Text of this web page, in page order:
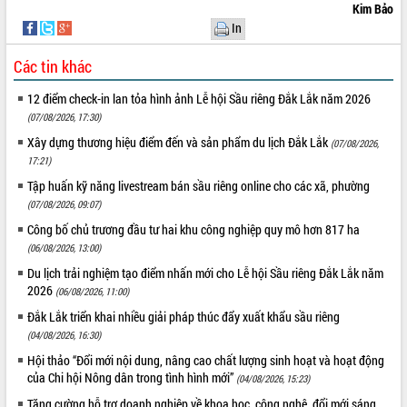
sống người dân từ những mô hình thiết
thực
Quyết liệt tháo gỡ vướng mắc, đẩy
nhanh tiến độ các dự án trọng điểm
trong Khu kinh tế Nam Phú Yên
Hòn Yến phát triển du lịch gắn với bảo
tồn biển
Lấy ý kiến điều chỉnh Quy hoạch tỉnh
Đắk Lắk thời kỳ 2021-2030, tầm nhìn
đến năm 2050
Phát động chiến dịch 30 ngày đêm
giải phóng mặt bằng Tuyến đường bộ
ven biển
Đắk Lắk nỗ lực thúc đẩy tăng trưởng
kinh tế từ 10% trở lên trong Quý
II/2026
Đắk Lắk ký kết thỏa thuận hợp tác về
chuyển đổi số giai đoạn 2026 – 2030
với Tập đoàn Bưu chính Viễn thông
Việt Nam
Kim Bảo
In
Các tin khác
12 điểm check-in lan tỏa hình ảnh Lễ hội Sầu riêng Đắk Lắk năm 2026
(07/08/2026, 17:30)
Xây dựng thương hiệu điểm đến và sản phẩm du lịch Đắk Lắk (07/08/2026,
17:21)
Tập huấn kỹ năng livestream bán sầu riêng online cho các xã, phường
(07/08/2026, 09:07)
Công bố chủ trương đầu tư hai khu công nghiệp quy mô hơn 817 ha
(06/08/2026, 13:00)
Du lịch trải nghiệm tạo điểm nhấn mới cho Lễ hội Sầu riêng Đắk Lắk năm
2026 (06/08/2026, 11:00)
Đắk Lắk triển khai nhiều giải pháp thúc đẩy xuất khẩu sầu riêng
(04/08/2026, 16:30)
Hội thảo “Đổi mới nội dung, nâng cao chất lượng sinh hoạt và hoạt động
của Chi hội Nông dân trong tình hình mới” (04/08/2026, 15:23)